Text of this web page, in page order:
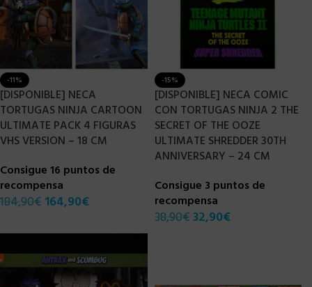
-11%
[DISPONIBLE] NECA
TORTUGAS NINJA CARTOON
ULTIMATE PACK 4 FIGURAS
VHS VERSION – 18 CM
Consigue 16 puntos de
recompensa
184,90€ 164,90€
-15%
[DISPONIBLE] NECA COMIC
CON TORTUGAS NINJA 2 THE
SECRET OF THE OOZE
ULTIMATE SHREDDER 30TH
ANNIVERSARY – 24 CM
Consigue 3 puntos de
recompensa
38,90€32,90€